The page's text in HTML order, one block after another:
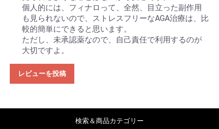
個人的には、フィナロって、全然、目立った副作用
も見られないので、ストレスフリーなAGA治療は、比
較的簡単にできると思います。
ただし、未承認薬なので、自己責任で利用するのが
大切ですよ。
レビューを投稿
検索＆商品カテゴリー